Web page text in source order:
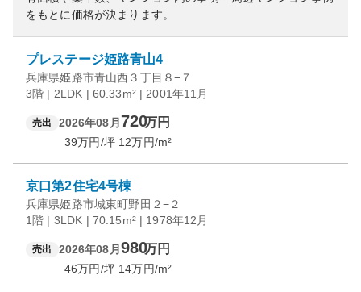
をもとに価格が決まります。
プレステージ姫路青山4
兵庫県姫路市青山西３丁目８−７
3階 | 2LDK | 60.33m² | 2001年11月
売出 2026年08月 720万円
39万円/坪 12万円/m²
京口第2住宅4号棟
兵庫県姫路市城東町野田２−２
1階 | 3LDK | 70.15m² | 1978年12月
売出 2026年08月 980万円
46万円/坪 14万円/m²